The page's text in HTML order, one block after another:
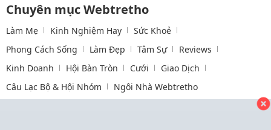
Chuyên mục Webtretho
Làm Mẹ Kinh Nghiệm Hay
Sức Khoẻ
Phong Cách Sống
Làm Đẹp Tâm Sự
Reviews
Kinh Doanh
Hội Bàn Tròn Cưới
Giao Dịch
Câu Lạc Bộ & Hội Nhóm
Ngôi Nhà Webtretho